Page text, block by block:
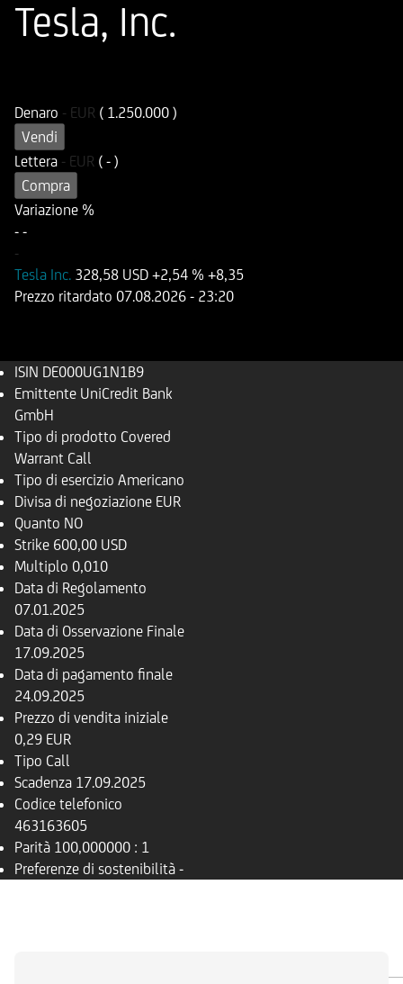
Tesla, Inc.
Denaro - EUR ( 1.250.000 )
Vendi
Lettera - EUR ( - )
Compra
Variazione %
- -
-
Tesla Inc. 328,58 USD +2,54 % +8,35
Prezzo ritardato 07.08.2026 - 23:20
ISIN DE000UG1N1B9
Emittente UniCredit Bank
GmbH
Tipo di prodotto Covered
Warrant Call
Tipo di esercizio Americano
Divisa di negoziazione EUR
Quanto NO
Strike 600,00 USD
Multiplo 0,010
Data di Regolamento
07.01.2025
Data di Osservazione Finale
17.09.2025
Data di pagamento finale
24.09.2025
Prezzo di vendita iniziale
0,29 EUR
Tipo Call
Scadenza 17.09.2025
Codice telefonico
463163605
Parità 100,000000 : 1
Preferenze di sostenibilità -